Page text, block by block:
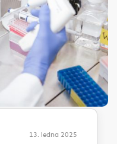
13. ledna 2025